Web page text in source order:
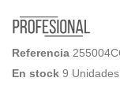
Referencia
En stock 9 Unidades